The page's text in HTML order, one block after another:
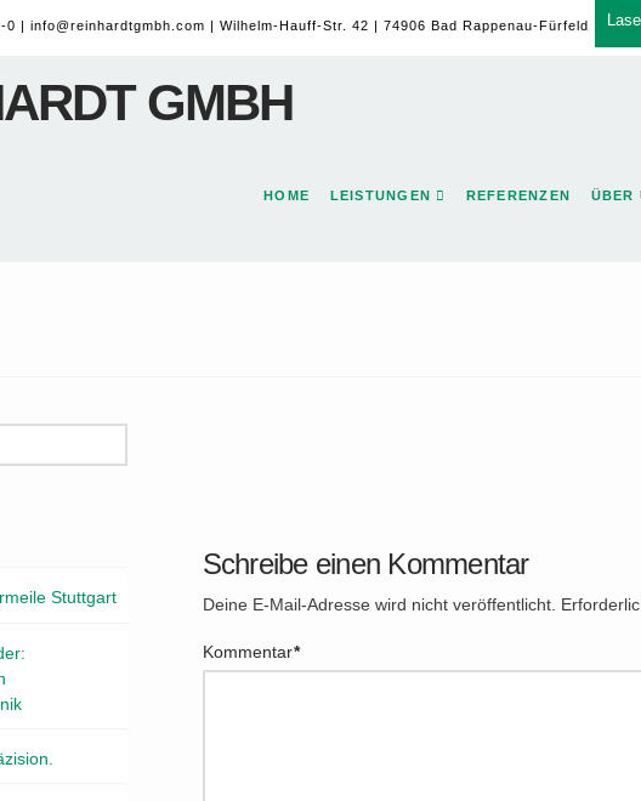
0 | info@reinhardtgmbh.com | Wilhelm-Hauff-Str. 42 | 74906 Bad Rappenau-Fürfeld
HOME LEISTUNGEN REFERENZEN ÜBER
Schreibe einen Kommentar
Deine E-Mail-Adresse wird nicht veröffentlicht.
Kommentar*
Stuttgart